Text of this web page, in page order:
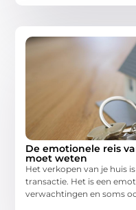
De emotionele reis
moet weten
Het verkopen van je huis
transactie. Het is een
verwachtingen en soms